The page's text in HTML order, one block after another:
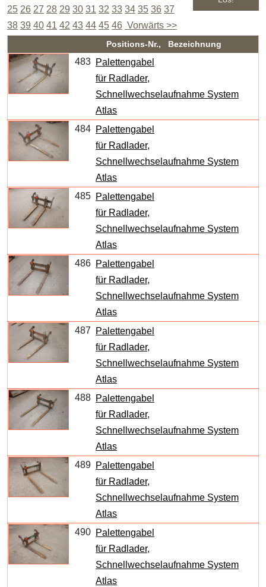
25 26 27 28 29 30 31 32 33 34 35 36 37
38 39 40 41 42 43 44 45 46 Vorwärts >>
Positions-Nr., Bezeichnung
483 Palettengabel
für Radlader,
Schnellwechselaufnahme System
Atlas
484 Palettengabel
für Radlader,
Schnellwechselaufnahme System
Atlas
485 Palettengabel
für Radlader,
Schnellwechselaufnahme System
Atlas
486 Palettengabel
für Radlader,
Schnellwechselaufnahme System
Atlas
487
Palettengabel
für Radlader,
Schnellwechselaufnahme System
Atlas
488 Palettengabel
für Radlader,
Schnellwechselaufnahme System
Atlas
489 Palettengabel
für Radlader,
Schnellwechselaufnahme System
Atlas
490 Palettengabel
für Radlader,
Schnellwechselaufnahme System
Atlas